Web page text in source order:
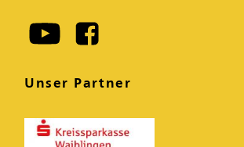
Unser Partner